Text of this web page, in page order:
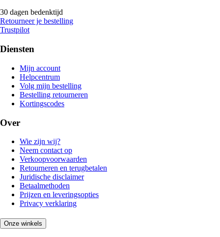
30 dagen bedenktijd
Retourneer je bestelling
Trustpilot
Diensten
Mijn account
Helpcentrum
Volg mijn bestelling
Bestelling retourneren
Kortingscodes
Over
Wie zijn wij?
Neem contact op
Verkoopvoorwaarden
Retourneren en terugbetalen
Juridische disclaimer
Betaalmethoden
Prijzen en leveringsopties
Privacy verklaring
Onze winkels